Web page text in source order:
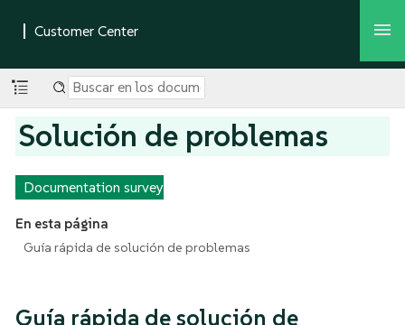
Solución de problemas
Documentation survey
En esta página
Guía rápida de solución de problemas
Guía rápida de solución de